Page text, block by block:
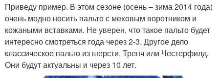
Приведу пример. В этом сезоне (осень – зима 2014 года)
очень модно носить пальто с меховым воротником и
кожаными вставками. Не уверен, что такое пальто будет
интересно смотреться года через 2-3. Другое дело
классическое пальто из шерсти, Тренч или Честерфилд.
Они будут актуальны и через 10 лет.